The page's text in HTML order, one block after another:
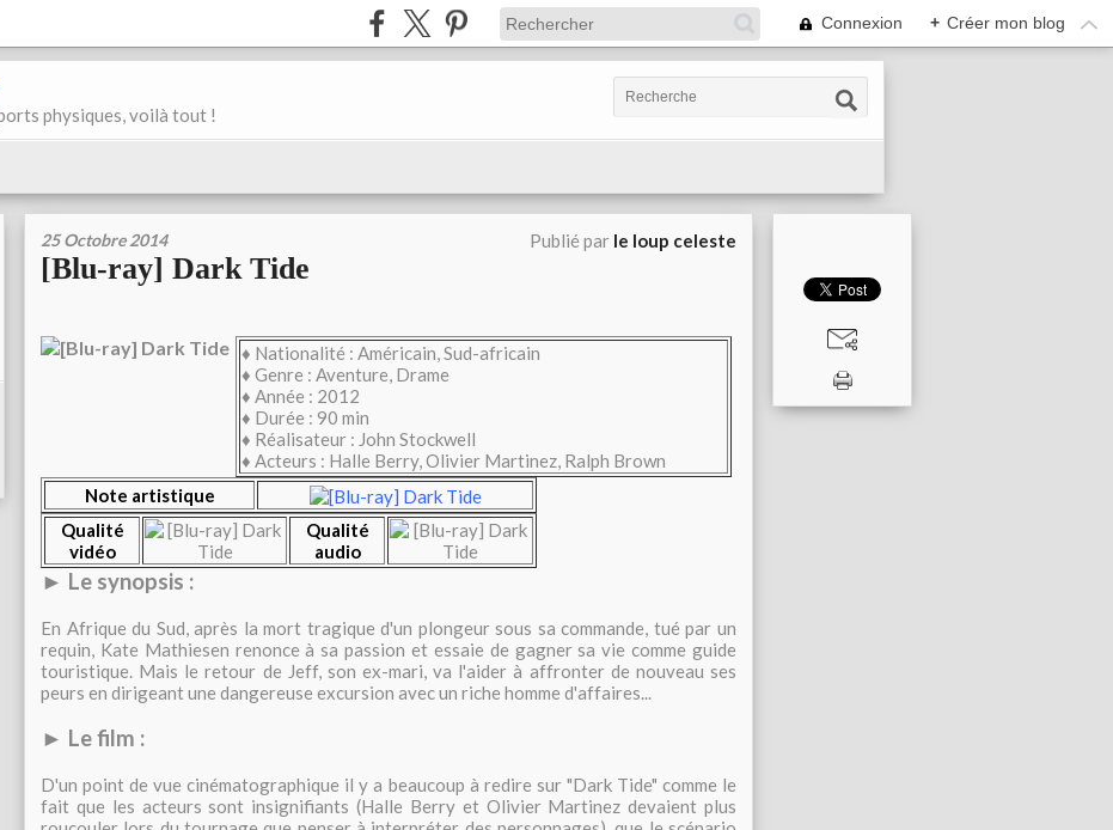
Connexion + Créer mon blog
physiques, voilà tout !
25 Octobre 2014 Publié par le loup celeste
[Blu-ray] Dark Tide
♦ Nationalité : Américain, Sud-africain
♦ Genre : Aventure, Drame
♦ Année : 2012
♦ Durée : 90 min
♦ Réalisateur : John Stockwell
♦ Acteurs : Halle Berry, Olivier Martinez, Ralph Brown
Note artistique
Qualité
vidéo
Qualité
audio
► Le synopsis :
En Afrique du Sud, après la mort tragique d'un plongeur sous sa commande, tué par un
requin, Kate Mathiesen renonce à sa passion et essaie de gagner sa vie comme guide
touristique. Mais le retour de Jeff, son ex-mari, va l'aider à affronter de nouveau ses
peurs en dirigeant une dangereuse excursion avec un riche homme d'affaires...
► Le film :
D'un point de vue cinématographique il y a beaucoup à redire sur "Dark Tide" comme le
fait que les acteurs sont insignifiants (Halle Berry et Olivier Martinez devaient plus